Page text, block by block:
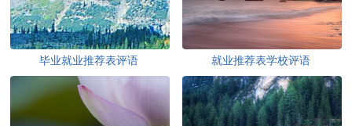
毕业就业推荐表评语 就业推荐表学校评语